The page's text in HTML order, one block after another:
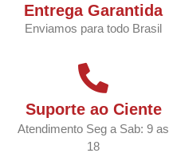
Entrega Garantida
Enviamos para todo Brasil
Suporte ao Ciente
Atendimento Seg a Sab: 9 as
18